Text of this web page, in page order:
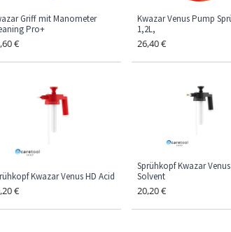
Griff mit Manometer
Pro+
€
Kwazar Venus Pump
1,2L,
26,40€
Kwazar Venus HD Acid
€
Sprühkopf Kwazar Venus
Solvent
20,20€